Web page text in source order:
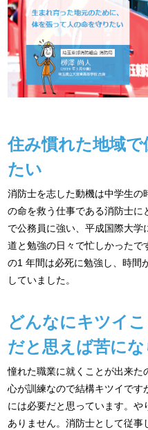
住み慣れた地域で
たい
消防士を志した動機は中学生の
の命を救う仕事である消防士に
で公務員に強い、平成国際大学
道と勉強の日々で忙しかったで
の1 年間は必死に勉強し、時間
していました。
どんなにキツイこ
だと思えば苦に
憧れた職業に就くことが出来た
心が訓練なので結構キツイです
には必要だと思っています。や
ありません。消防士として従事